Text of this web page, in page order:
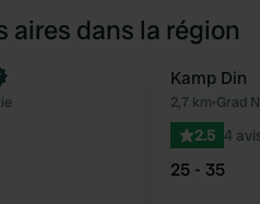
dans la région
Préféré
Kamp Din
2,7 km•Grad
2.5 4
25 - 35